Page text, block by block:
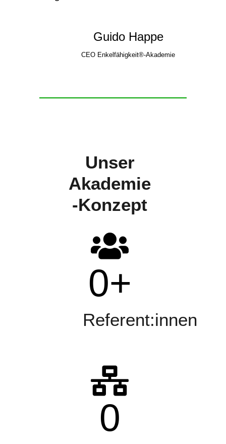
Guido Happe
CEO Enkelfähigkeit®-Akademie
Unser
Akademie
-Konzept
0+
Referent:innen
0